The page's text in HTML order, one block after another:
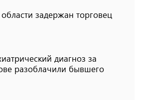
задержан торговец
диагноз за
разоблачили бывшего